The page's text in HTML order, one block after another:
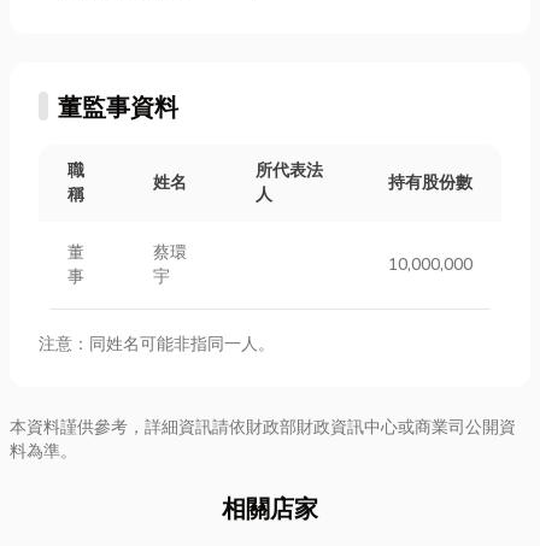
董監事資料
職
稱
姓名
所代表法
人
持有股份數
董
事
蔡環
宇
10,000,000
注意：同姓名可能非指同一人。
本資料謹供參考，詳細資訊請依財政部財政資訊中心或商業司公開資
料為準。
相關店家